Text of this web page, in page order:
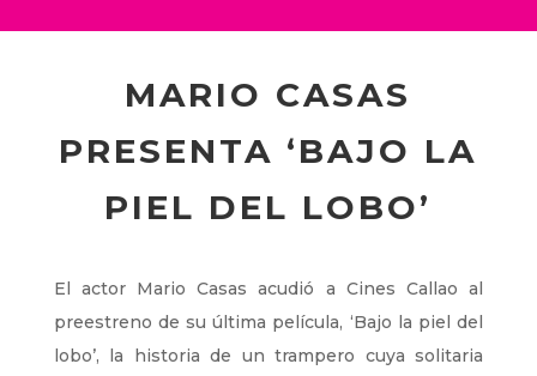
MARIO CASAS
PRESENTA ‘BAJO LA
PIEL DEL LOBO’
El actor Mario Casas acudió a Cines Callao al
preestreno de su última película, ‘Bajo la piel del
lobo’, la historia de un trampero cuya solitaria